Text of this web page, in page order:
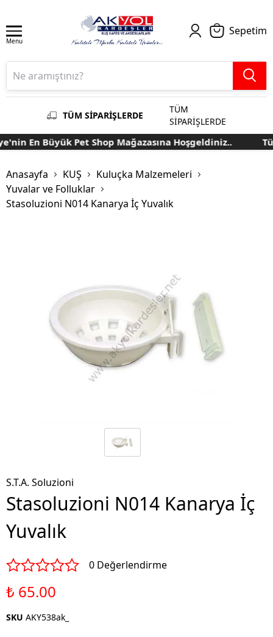
Menu
Sepetim
TÜM SİPARİŞLERDE
TÜM
SİPARİŞLERDE
En Büyük Pet Shop Mağazasına Hoşgeldiniz..
Anasayfa KUŞ
Kuluçka Malzemeleri
Yuvalar ve Folluklar
Stasoluzioni N014 Kanarya İç Yuvalık
S.T.A. Soluzioni
Stasoluzioni N014 Kanarya İç
Yuvalık
0 Değerlendirme
₺ 65.00
SKU AKY538ak_